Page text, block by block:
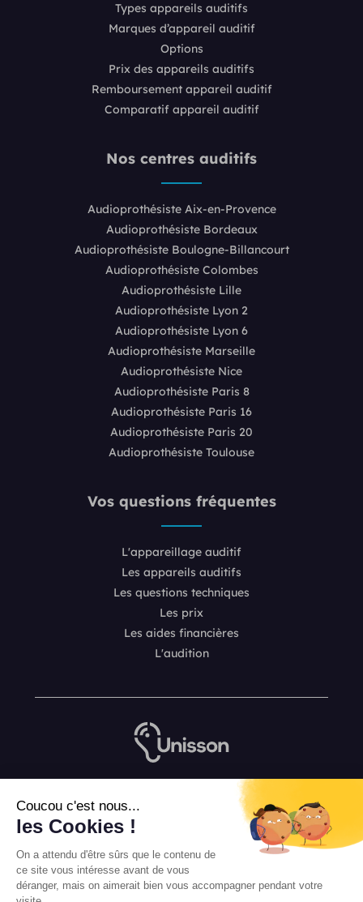
Coucou c'est nous...
les Cookies !
On a attendu d'être sûrs que le contenu de
ce site vous intéresse avant de vous
déranger, mais on aimerait bien vous accompagner pendant votre
Types appareils auditifs
Marques d’appareil auditif
Options
Prix des appareils auditifs
Remboursement appareil auditif
Comparatif appareil auditif
Nos centres auditifs
Audioprothésiste Aix-en-Provence
Audioprothésiste Bordeaux
Audioprothésiste Boulogne-Billancourt
Audioprothésiste Colombes
Audioprothésiste Lille
Audioprothésiste Lyon 2
Audioprothésiste Lyon 6
Audioprothésiste Marseille
Audioprothésiste Nice
Audioprothésiste Paris 8
Audioprothésiste Paris 16
Audioprothésiste Paris 20
Audioprothésiste Toulouse
Vos questions fréquentes
L'appareillage auditif
Les appareils auditifs
Les questions techniques
Les prix
Les aides financières
L'audition
L’équipe de rédaction Unisson
Conditions Générales de Vente